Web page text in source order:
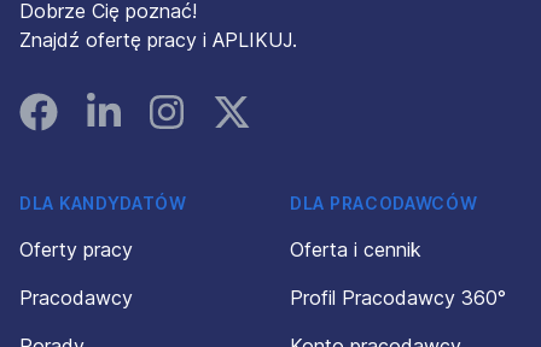
Dobrze Cię poznać!
Znajdź ofertę pracy i APLIKUJ.
FacebookLinked InInstagramInstagram
DLA KANDYDATÓW
Oferty pracy
Pracodawcy
DLA PRACODAWCÓW
Oferta i cennik
Profil Pracodawcy 360°